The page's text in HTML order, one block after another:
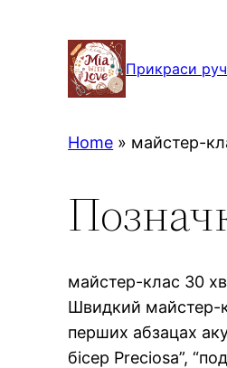
Прикраси
Home » майстер-
майстер-клас 30
Швидкий майстер-
перших абзацах
бісер Preciosa”,